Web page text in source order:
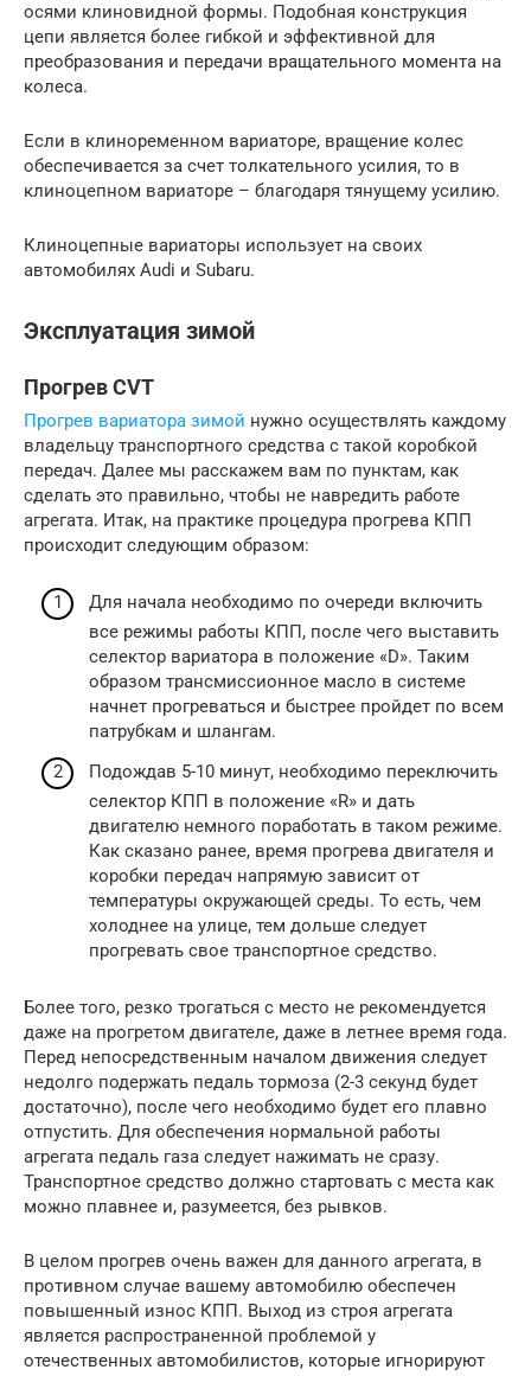
осями клиновидной формы. Подобная конструкция
цепи является более гибкой и эффективной для
преобразования и передачи вращательного момента на
колеса.
Если в клиноременном вариаторе, вращение колес
обеспечивается за счет толкательного усилия, то в
клиноцепном вариаторе – благодаря тянущему усилию.
Клиноцепные вариаторы использует на своих
автомобилях Audi и Subaru.
Эксплуатация зимой
Прогрев CVT
Прогрев вариатора зимой нужно осуществлять каждому
владельцу транспортного средства с такой коробкой
передач. Далее мы расскажем вам по пунктам, как
сделать это правильно, чтобы не навредить работе
агрегата. Итак, на практике процедура прогрева КПП
происходит следующим образом:
Для начала необходимо по очереди включить
все режимы работы КПП, после чего выставить
селектор вариатора в положение «D». Таким
образом трансмиссионное масло в системе
начнет прогреваться и быстрее пройдет по всем
патрубкам и шлангам.
Подождав 5-10 минут, необходимо переключить
селектор КПП в положение «R» и дать
двигателю немного поработать в таком режиме.
Как сказано ранее, время прогрева двигателя и
коробки передач напрямую зависит от
температуры окружающей среды. То есть, чем
холоднее на улице, тем дольше следует
прогревать свое транспортное средство.
Более того, резко трогаться с место не рекомендуется
даже на прогретом двигателе, даже в летнее время года.
Перед непосредственным началом движения следует
недолго подержать педаль тормоза (2-3 секунд будет
достаточно), после чего необходимо будет его плавно
отпустить. Для обеспечения нормальной работы
агрегата педаль газа следует нажимать не сразу.
Транспортное средство должно стартовать с места как
можно плавнее и, разумеется, без рывков.
В целом прогрев очень важен для данного агрегата, в
противном случае вашему автомобилю обеспечен
повышенный износ КПП. Выход из строя агрегата
является распространенной проблемой у
отечественных автомобилистов, которые игнорируют